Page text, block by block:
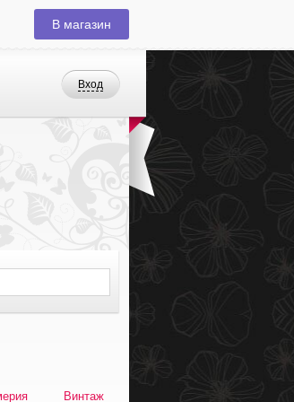
В магазин
Вход
Винтаж